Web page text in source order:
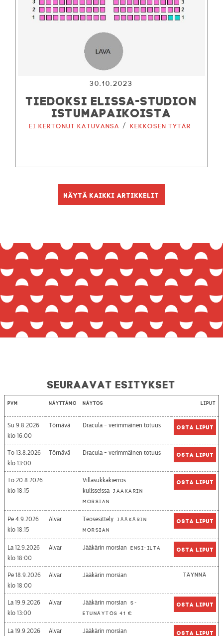
30.10.2023
TIEDOKSI ELISSA-STUDION
ISTUMAPAIKOISTA
Ei kertonut katuvansa / Kekkosen tytär
Näytä kaikki artikkelit
Seuraavat esitykset
Pvm Näyttämö Näytös Liput
Su 9.8.2026
16:00
Törnävä Dracula - verimmäinen totuus Osta liput
To 13.8.2026
13:00
Törnävä Dracula - verimmäinen totuus Osta liput
To 20.8.2026
18:15
Villasukkakierros
kulisseissa Jääkärin
morsian
Osta liput
Pe 4.9.2026
18:15
Alvar Teosesittely Jääkärin
morsian
Osta liput
La 12.9.2026
18:00
Alvar Jääkärin morsian Ensi-ilta Osta liput
Pe 18.9.2026
18:00
Alvar Jääkärin morsian Täynnä
La 19.9.2026
13:00
Alvar Jääkärin morsian
S-
etunäytös 41 €
Osta liput
La 19.9.2026
Alvar Jääkärin morsian Osta liput